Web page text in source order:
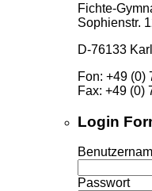
Fichte-
Sophienstr.
D-76133
Fon: +49 (0)
Fax: +49 (0)
Login
Passwort